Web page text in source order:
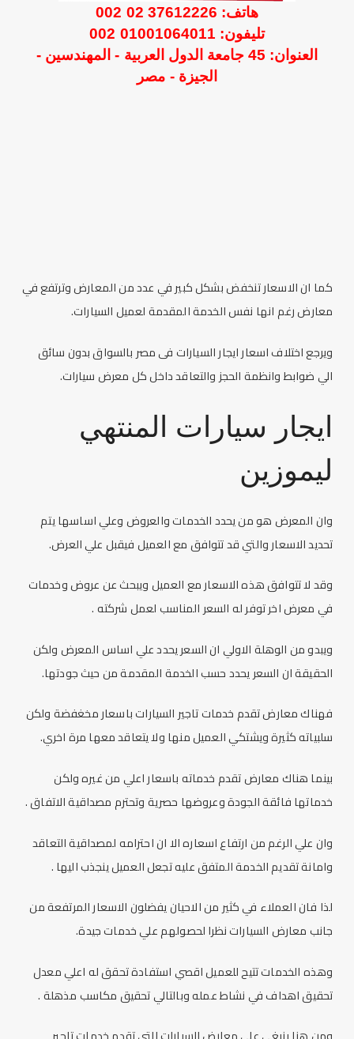
هاتف: 37612226 02 002
تليفون: 01001064011 002
العنوان: 45 جامعة الدول العربية - المهندسين -
الجيزة - مصر
كما ان الاسعار تنخفض بشكل كبير في عدد من المعارض وترتفع في
معارض رغم انها نفس الخدمة المقدمة لعميل السيارات.
ويرجع اختلافاسعار ايجار السيارات فى مصر بالسواق بدون سائق
الي ضوابط وانظمة الحجز والتعاقد داخل كل معرض سيارات.
ايجار سيارات المنتهي
ليموزين
وان المعرض هو من يحدد الخدمات والعروض وعلي اساسها يتم
تحديد الاسعار والتي قد تتوافق مع العميل فيقبل علي العرض.
وقد لا تتوافق هذه الاسعار مع العميل ويبحث عن عروض وخدمات
في معرض اخر توفر له السعر المناسب لعمل شركته .
ويبدو من الوهلة الاولي ان السعر يحدد علي اساس المعرض ولكن
الحقيقة ان السعر يحدد حسب الخدمة المقدمة من حيث جودتها.
فهناك معارض تقدم خدمات تاجير السيارات باسعار مخغفضة ولكن
سلبياته كثيرة ويشتكي العميل منها ولا يتعاقد معها مرة اخري.
بينما هناك معارض تقدم خدماته باسعار اعلي من غيره ولكن
خدماتها فائقة الجودة وعروضها حصرية وتحترم مصداقية الاتفاق .
وان علي الرغم من ارتفاع اسعاره الا ان احترامه لمصداقية التعاقد
وامانة تقديم الخدمة المتفق عليه تجعل العميل ينجذب اليها .
لذا فان العملاء في كثير من الاحيان يفضلون الاسعار المرتفعة من
جانب معارض السيارات نظرا لحصولهم علي خدمات جيدة.
وهذه الخدمات تتيح للعميل اقصي استفادة تحقق له اعلي معدل
تحقيق اهداف في نشاط عمله وبالتالي تحقيق مكاسب مذهلة .